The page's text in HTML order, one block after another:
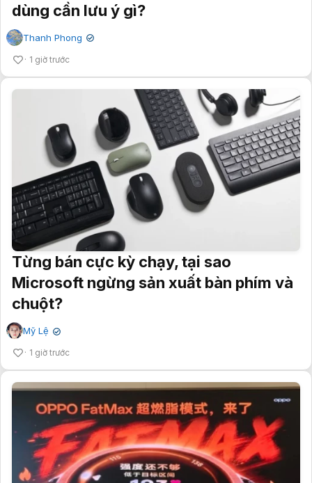
dùng cần lưu ý gì?
Thanh Phong ✔
1 giờ trước
Từng bán cực kỳ chạy, tại sao
Microsoft ngừng sản xuất bàn phím và
chuột?
Mỹ Lệ ✔
1 giờ trước